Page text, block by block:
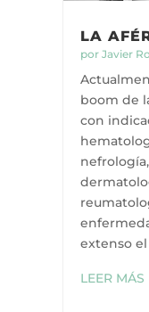
LA
por Javier
boom de
con
extenso
LEER MÁS